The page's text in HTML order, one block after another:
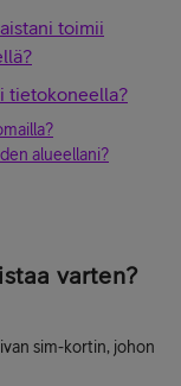
toimii
tietokoneella?
alueellani?
varten?
sim-kortin, johon